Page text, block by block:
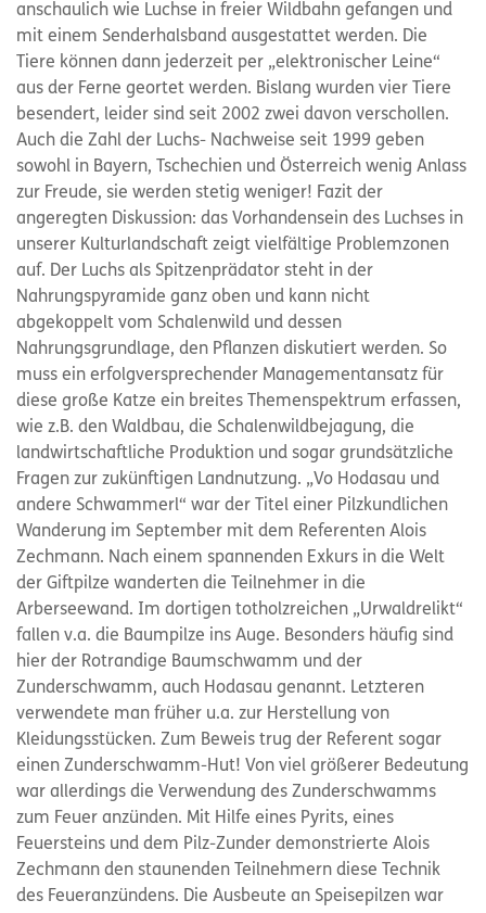
anschaulich wie Luchse in freier Wildbahn gefangen und
mit einem Senderhalsband ausgestattet werden. Die
Tiere können dann jederzeit per „elektronischer Leine“
aus der Ferne geortet werden. Bislang wurden vier Tiere
besendert, leider sind seit 2002 zwei davon verschollen.
Auch die Zahl der Luchs- Nachweise seit 1999 geben
sowohl in Bayern, Tschechien und Österreich wenig Anlass
zur Freude, sie werden stetig weniger! Fazit der
angeregten Diskussion: das Vorhandensein des Luchses in
unserer Kulturlandschaft zeigt vielfältige Problemzonen
auf. Der Luchs als Spitzenprädator steht in der
Nahrungspyramide ganz oben und kann nicht
abgekoppelt vom Schalenwild und dessen
Nahrungsgrundlage, den Pflanzen diskutiert werden. So
muss ein erfolgversprechender Managementansatz für
diese große Katze ein breites Themenspektrum erfassen,
wie z.B. den Waldbau, die Schalenwildbejagung, die
landwirtschaftliche Produktion und sogar grundsätzliche
Fragen zur zukünftigen Landnutzung. „Vo Hodasau und
andere Schwammerl“ war der Titel einer Pilzkundlichen
Wanderung im September mit dem Referenten Alois
Zechmann. Nach einem spannenden Exkurs in die Welt
der Giftpilze wanderten die Teilnehmer in die
Arberseewand. Im dortigen totholzreichen „Urwaldrelikt“
fallen v.a. die Baumpilze ins Auge. Besonders häufig sind
hier der Rotrandige Baumschwamm und der
Zunderschwamm, auch Hodasau genannt. Letzteren
verwendete man früher u.a. zur Herstellung von
Kleidungsstücken. Zum Beweis trug der Referent sogar
einen Zunderschwamm-Hut! Von viel größerer Bedeutung
war allerdings die Verwendung des Zunderschwamms
zum Feuer anzünden. Mit Hilfe eines Pyrits, eines
Feuersteins und dem Pilz-Zunder demonstrierte Alois
Zechmann den staunenden Teilnehmern diese Technik
des Feueranzündens. Die Ausbeute an Speisepilzen war